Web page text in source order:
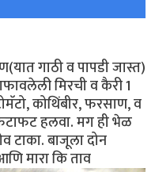
गाठी व पापडी जास्त)
मिरची व कैरी 1
कोथिंबीर, फरसाण, व
हलवा. मग ही भेळ
टाका. बाजूला दोन
मारा कि ताव